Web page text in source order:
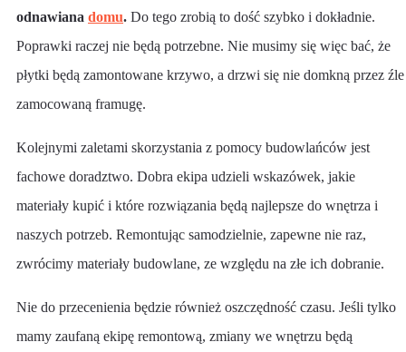
odnawiana domu. Do tego zrobią to dość szybko i dokładnie.
Poprawki raczej nie będą potrzebne. Nie musimy się więc bać, że
płytki będą zamontowane krzywo, a drzwi się nie domkną przez źle
zamocowaną framugę.
Kolejnymi zaletami skorzystania z pomocy budowlańców jest
fachowe doradztwo. Dobra ekipa udzieli wskazówek, jakie
materiały kupić i które rozwiązania będą najlepsze do wnętrza i
naszych potrzeb. Remontując samodzielnie, zapewne nie raz,
zwrócimy materiały budowlane, ze względu na złe ich dobranie.
Nie do przecenienia będzie również oszczędność czasu. Jeśli tylko
mamy zaufaną ekipę remontową, zmiany we wnętrzu będą